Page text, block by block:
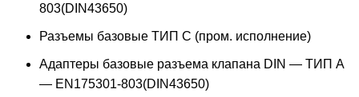
803(DIN43650)
Разъемы базовые ТИП C (пром. исполнение)
Адаптеры базовые разъема клапана DIN — ТИП A
— EN175301-803(DIN43650)